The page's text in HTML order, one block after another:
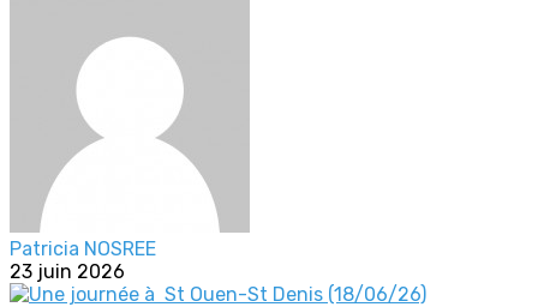
Patricia NOSREE
23 juin 2026